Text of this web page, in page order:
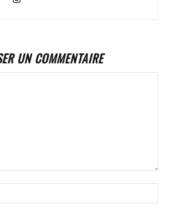
UN COMMENTAIRE
:*